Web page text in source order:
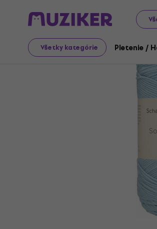
Všetky kategórie Pletenie /
Art Pletenie / Háčkovanie
Ukončený predaj